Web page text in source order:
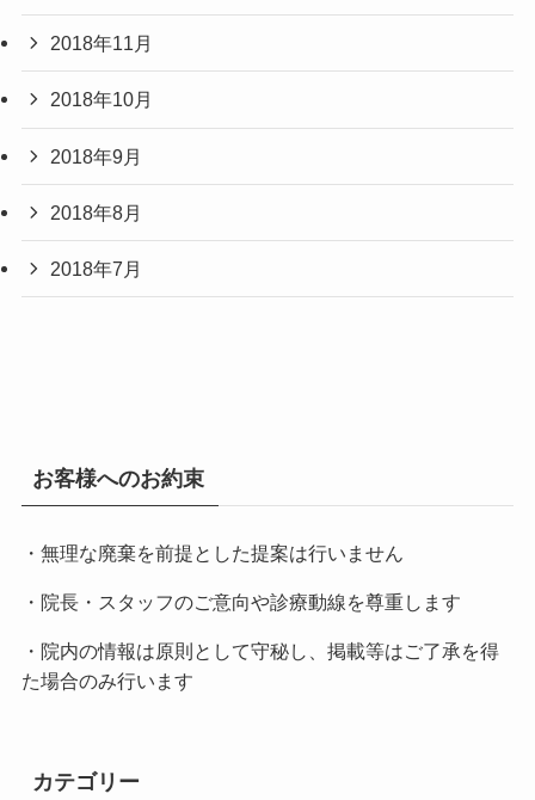
2018年11月
2018年10月
2018年9月
2018年8月
2018年7月
お客様へのお約束
・無理な廃棄を前提とした提案は行いません
・院長・スタッフのご意向や診療動線を尊重します
・院内の情報は原則として守秘し、掲載等はご了承を得
た場合のみ行います
カテゴリー